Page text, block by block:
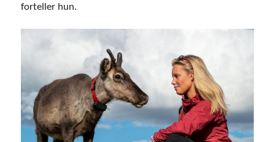
forteller hun.